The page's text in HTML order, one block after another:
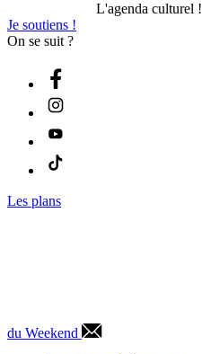
L'agenda culturel !
Je soutiens !
On se suit ?
Les plans
du Weekend